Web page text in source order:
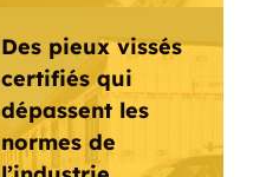
Des pieux vissés
certifiés qui
dépassent les
normes de